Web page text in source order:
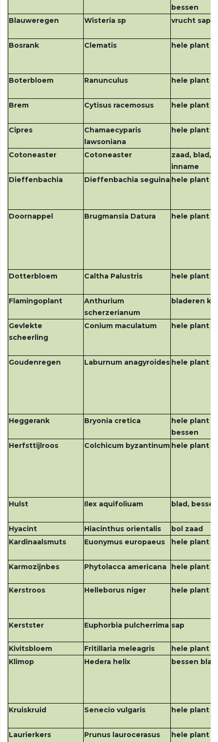
bessen
Blauweregen
Wisteria sp vrucht sap
Bosrank Clematis hele plant
Boterbloem Ranunculus hele plant
Brem Cytisus racemosus hele plant
Cipres
Chamaecyparis
lawsoniana
hele plant
Cotoneaster Cotoneaster
zaad, blad,
inname
Dieffenbachia
Dieffenbachia seguina hele plant
Doornappel Brugmansia Datura hele plant
Dotterbloem Caltha Palustris hele plant
Flamingoplant
Anthurium
scherzerianum
bladeren
Gevlekte
scheerling
Conium maculatum hele plant
Goudenregen Laburnum anagyroides hele plant
Heggerank Bryonia cretica
hele plant
bessen
Herfsttijlroos
Colchicum byzantinum hele plant
Hulst Ilex aquifoliuam blad, bessen
Hyacint Hiacinthus orientalis
bol zaad
Kardinaalsmuts
Euonymus europaeus hele plant
Karmozijnbes Phytolacca americana hele plant
Kerstroos Helleborus niger hele plant
Kerstster Euphorbia pulcherrima sap
Kivitsbloem Fritillaria meleagris
hele plant
Klimop
Hedera helix bessen
Kruiskruid Senecio vulgaris hele plant
Laurierkers Prunus laurocerasus hele plant